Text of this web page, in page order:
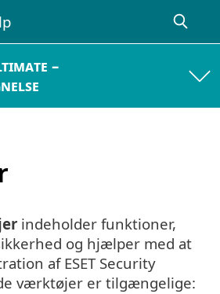
–
indeholder funktioner,
og hjælper med at
af ESET Security
værktøjer er tilgængelige: